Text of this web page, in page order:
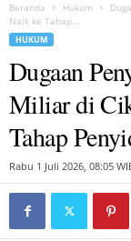
Beranda Hukum
Naik ke Tahap...
HUKUM
Dugaan
Miliar di
Tahap
Rabu 1 Juli 2026, 08:05